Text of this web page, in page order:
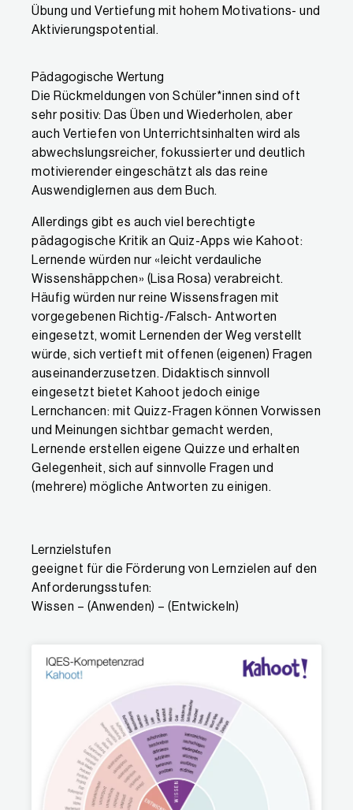
Übung und Vertiefung mit hohem Motivations- und
Aktivierungspotential.
Pädagogische Wertung
Die Rückmeldungen von Schüler*innen sind oft
sehr positiv: Das Üben und Wiederholen, aber
auch Vertiefen von Unterrichtsinhalten wird als
abwechslungsreicher, fokussierter und deutlich
motivierender eingeschätzt als das reine
Auswendiglernen aus dem Buch.
Allerdings gibt es auch viel berechtigte
pädagogische Kritik an Quiz-Apps wie Kahoot:
Lernende würden nur «leicht verdauliche
Wissenshäppchen» (Lisa Rosa) verabreicht.
Häufig würden nur reine Wissensfragen mit
vorgegebenen Richtig-/Falsch- Antworten
eingesetzt, womit Lernenden der Weg verstellt
würde, sich vertieft mit offenen (eigenen) Fragen
auseinanderzusetzen. Didaktisch sinnvoll
eingesetzt bietet Kahoot jedoch einige
Lernchancen: mit Quizz-Fragen können Vorwissen
und Meinungen sichtbar gemacht werden,
Lernende erstellen eigene Quizze und erhalten
Gelegenheit, sich auf sinnvolle Fragen und
(mehrere) mögliche Antworten zu einigen.
Lernzielstufen
geeignet für die Förderung von Lernzielen auf den
Anforderungsstufen:
Wissen – (Anwenden) – (Entwickeln)